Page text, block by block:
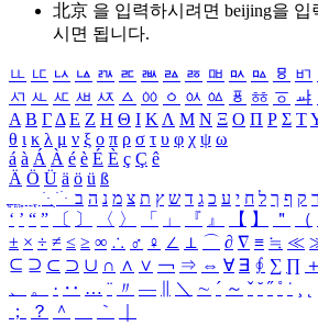
北京 을 입력하시려면 beijing을 입
시면 됩니다.
ㅥ ㅦ ㅧ ㅨ ㅩ ㅪ ㅫ ㅬ ㅭ ㅮ ㅯ ㅰ ㅱ ㅲ
ㅺ ㅻ ㅼ ㅽ ㅾ ㅿ ㆀ ㆁ ㆂ ㆃ ㆄ ㆅ ㆆ ㆇ
Α Β ΓΔ Ε Ζ Η Θ Ι ΚΛ Μ Ν Ξ Ο Π Ρ Σ Τ
θ ι κ λ μ ν ξ ο π ρ σ τ υ φ χ ψ ω
á à Á À é è É È ç Ç ê
Ä Ö Ü ä ö ü ß
ִֶֹ ֻּ ׁׂ ר ק ף ך ל ח י ע כ ג ד ש ץ ת צ מ נ ה ב
‘ ’ “ ” 〔 〕 〈 〉 「 」 『 』 【 】 ＂ （
± × ÷ ≠ ≤ ≥ ∞ ∴ ♂ ♀ ∠ ⊥ ⌒ ∂ ∇ ≡ ≒ ≪
⊆ ⊇ ⊂ ⊃ ∪ ∩ ∧ ∨ ￢ ⇒ ⇔ ∀ ∃ ∮ ∑ ∏ ＋
、
。 · ‥ … ¨ 〃 ― ＼ ∼ ´ ～ ˇ ˘ ˝ ˚ ˙ ¸
；
？ ＾ ｀